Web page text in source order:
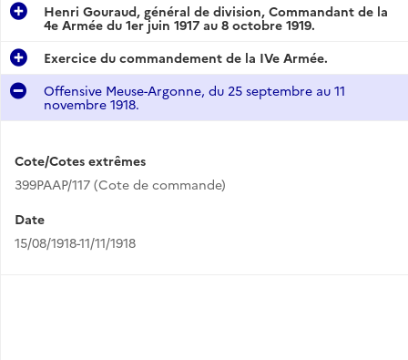
Henri Gouraud, général de division, Commandant de la
4e Armée du 1er juin 1917 au 8 octobre 1919.
Exercice du commandement de la IVe Armée.
Offensive Meuse-Argonne, du 25 septembre au 11
novembre 1918.
Cote/Cotes extrêmes
399PAAP/117 (Cote de commande)
Date
15/08/1918-11/11/1918